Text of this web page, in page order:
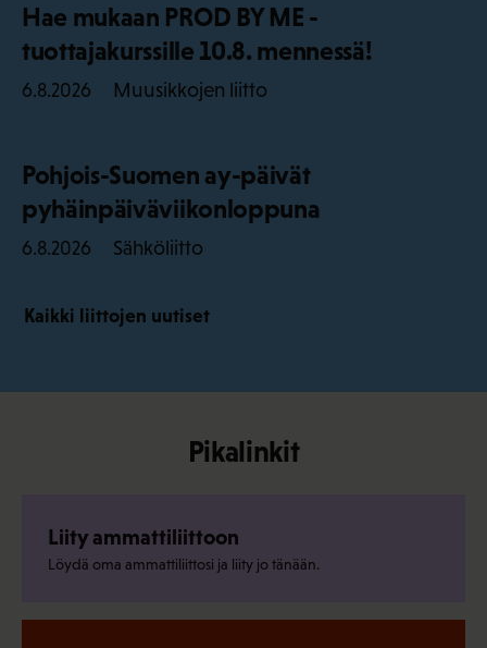
Hae mukaan PROD BY ME -
tuottajakurssille 10.8. mennessä!
6.8.2026 Muusikkojen liitto
Pohjois-Suomen ay-päivät
pyhäinpäiväviikonloppuna
6.8.2026 Sähköliitto
Kaikki liittojen uutiset
Pikalinkit
Liity ammattiliittoon
Löydä oma ammattiliittosi ja liity jo tänään.